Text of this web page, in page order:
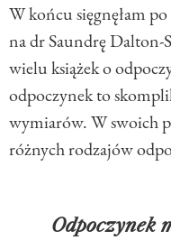
W końcu sięgnęłam
na dr Saundrę Dalton-
wielu książek o
odpoczynek to
wymiarów. W swoich
różnych rodzajów
Odpoczynek